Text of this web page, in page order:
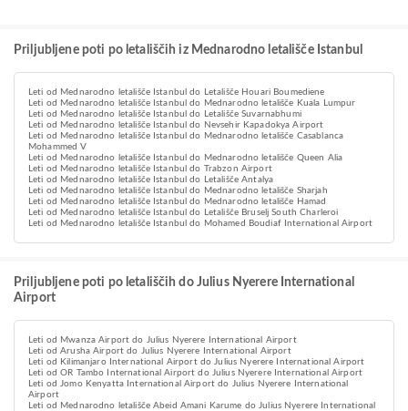
Priljubljene poti po letališčih iz Mednarodno letališče Istanbul
Leti od Mednarodno letališče Istanbul do Letališče Houari Boumediene
Leti od Mednarodno letališče Istanbul do Mednarodno letališče Kuala Lumpur
Leti od Mednarodno letališče Istanbul do Letališče Suvarnabhumi
Leti od Mednarodno letališče Istanbul do Nevsehir Kapadokya Airport
Leti od Mednarodno letališče Istanbul do Mednarodno letališče Casablanca
Mohammed V
Leti od Mednarodno letališče Istanbul do Mednarodno letališče Queen Alia
Leti od Mednarodno letališče Istanbul do Trabzon Airport
Leti od Mednarodno letališče Istanbul do Letališče Antalya
Leti od Mednarodno letališče Istanbul do Mednarodno letališče Sharjah
Leti od Mednarodno letališče Istanbul do Mednarodno letališče Hamad
Leti od Mednarodno letališče Istanbul do Letališče Bruselj South Charleroi
Leti od Mednarodno letališče Istanbul do Mohamed Boudiaf International Airport
Priljubljene poti po letališčih do Julius Nyerere International
Airport
Leti od Mwanza Airport do Julius Nyerere International Airport
Leti od Arusha Airport do Julius Nyerere International Airport
Leti od Kilimanjaro International Airport do Julius Nyerere International Airport
Leti od OR Tambo International Airport do Julius Nyerere International Airport
Leti od Jomo Kenyatta International Airport do Julius Nyerere International
Airport
Leti od Mednarodno letališče Abeid Amani Karume do Julius Nyerere International